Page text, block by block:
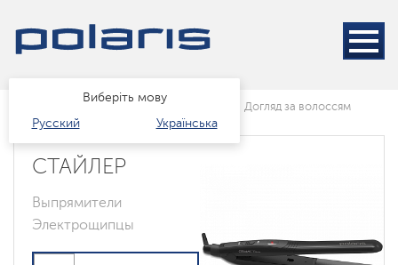
Виберіть мову
Русский
Українська
Каталог краса і здоров'я Догляд за волоссям
СТАЙЛЕР
Выпрямители
Электрощипцы